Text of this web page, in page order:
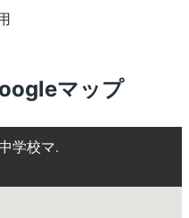
マップ